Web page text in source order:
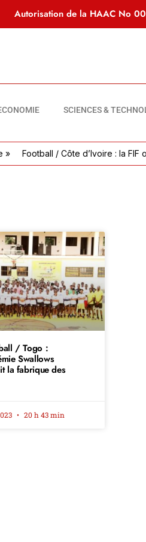
Autorisation de la HAAC No
SCIENCES &
/ Côte d’Ivoire : la FIF
/ Togo :
Swallows
la fabrique des
20 h 43 min